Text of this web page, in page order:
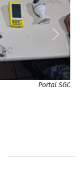
Portal SGC
Next